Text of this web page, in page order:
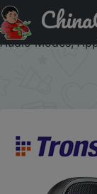
Купити по
110 Bluetooth
Audio Modes,